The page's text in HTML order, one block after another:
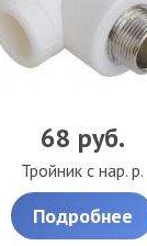
68 руб.
Тройник с нар. р.
Подробнее